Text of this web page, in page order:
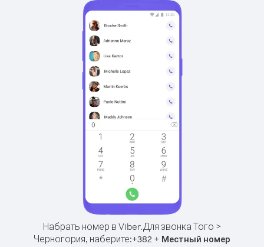
Набрать номер в Viber.Для звонка Того >
Черногория, наберите:+382 + Местный номер